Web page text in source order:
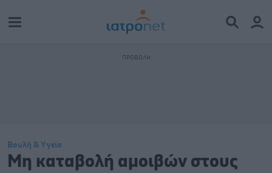
Βουλή & Υγεία
Μη καταβολή αμοιβών στους